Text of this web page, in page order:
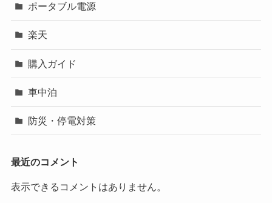
ポータブル電源
楽天
購入ガイド
車中泊
防災・停電対策
最近のコメント
表示できるコメントはありません。